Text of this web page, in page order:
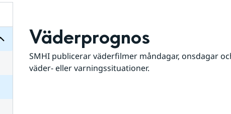
Väderprognos
SMHI publicerar väderfilmer måndagar, onsdagar
väder- eller varningssituationer.